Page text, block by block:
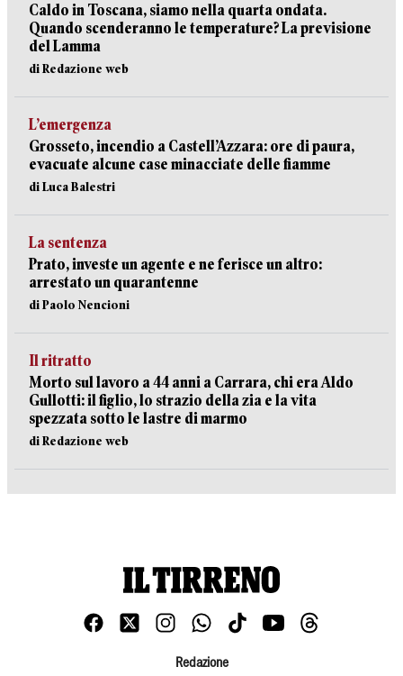
Caldo in Toscana, siamo nella quarta ondata.
Quando scenderanno le temperature? La previsione
del Lamma
di Redazione web
L’emergenza
Grosseto, incendio a Castell’Azzara: ore di paura,
evacuate alcune case minacciate delle fiamme
di Luca Balestri
La sentenza
Prato, investe un agente e ne ferisce un altro:
arrestato un quarantenne
di Paolo Nencioni
Il ritratto
Morto sul lavoro a 44 anni a Carrara, chi era Aldo
Gullotti: il figlio, lo strazio della zia e la vita
spezzata sotto le lastre di marmo
di Redazione web
Redazione